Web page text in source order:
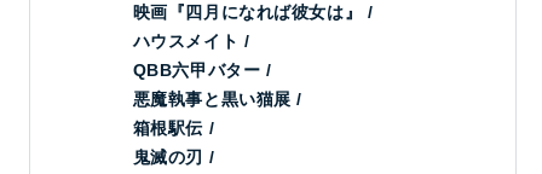
映画『四月になれば彼女は』 /
ハウスメイト /
QBB六甲バター /
悪魔執事と黒い猫展 /
箱根駅伝 /
鬼滅の刃 /